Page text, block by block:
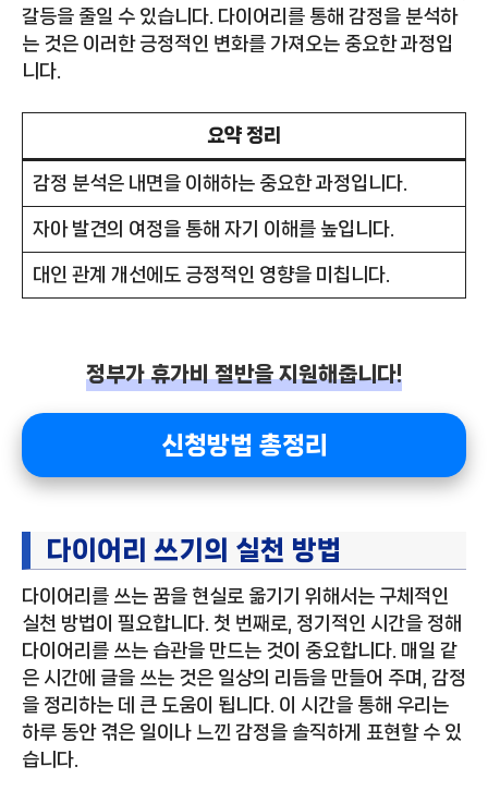
갈등을 줄일 수 있습니다. 다이어리를 통해 감정을 분석하
는 것은 이러한 긍정적인 변화를 가져오는 중요한 과정입
니다.
요약 정리
감정 분석은 내면을 이해하는 중요한 과정입니다.
자아 발견의 여정을 통해 자기 이해를 높입니다.
대인 관계 개선에도 긍정적인 영향을 미칩니다.
정부가 휴가비 절반을 지원해줍니다!
신청방법 총정리
다이어리 쓰기의 실천 방법
다이어리를 쓰는 꿈을 현실로 옮기기 위해서는 구체적인
실천 방법이 필요합니다. 첫 번째로, 정기적인 시간을 정해
다이어리를 쓰는 습관을 만드는 것이 중요합니다. 매일 같
은 시간에 글을 쓰는 것은 일상의 리듬을 만들어 주며, 감정
을 정리하는 데 큰 도움이 됩니다. 이 시간을 통해 우리는
하루 동안 겪은 일이나 느낀 감정을 솔직하게 표현할 수 있
습니다.